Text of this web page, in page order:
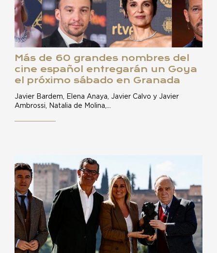
Más de 60 grandes nombres del
cine español entregarán un Goya
el próximo sábado en Granada
Javier Bardem, Elena Anaya, Javier Calvo y Javier
Ambrossi, Natalia de Molina,…